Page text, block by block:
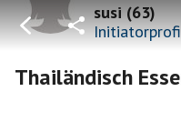
susi(63)
Thailändisch